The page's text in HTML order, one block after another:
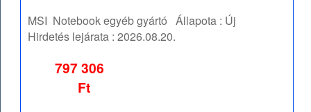
MSI Notebook egyéb gyártó Állapota : Új
Hirdetés lejárata :2026.08.20.
797 306
Ft